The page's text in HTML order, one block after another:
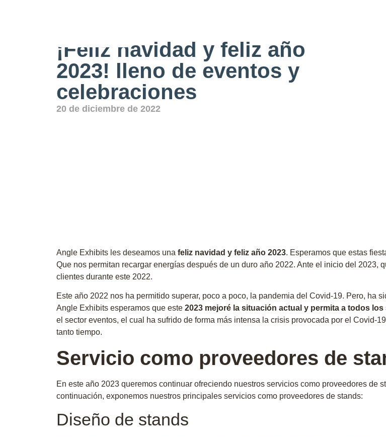
¡Feliz navidad y feliz año
2023! lleno de eventos y
celebraciones
20 de diciembre de 2022
Angle Exhibits les deseamos una feliz navidad y feliz año 2023. Esperamos que estas
Que nos permitan recargar energías después de un duro año 2022. Ante el inicio del 2023,
clientes durante este 2022.
Este año 2022 nos ha permitido superar, poco a poco, la pandemia del Covid-19. Pero, ha
Angle Exhibits esperamos que este 2023 mejoré la situación actual y permita a todos
el sector eventos, el cual ha sufrido de forma más intensa la crisis provocada por el Covid-
tanto tiempo.
Servicio como proveedores de
En este año 2023 queremos continuar ofreciendo nuestros servicios como proveedores
continuación, exponemos nuestros principales servicios como proveedores de stands:
Diseño de stands